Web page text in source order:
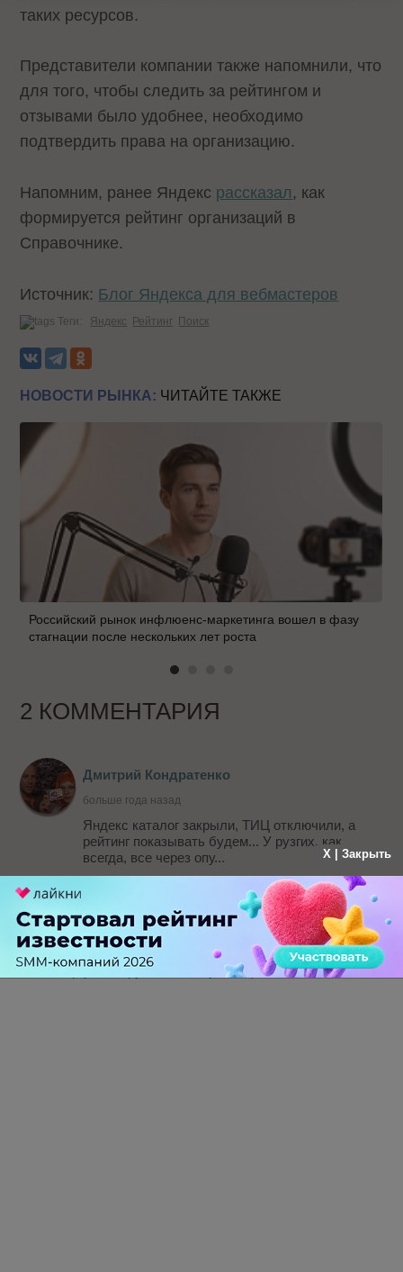
таких ресурсов.
Представители компании также напомнили, что
для того, чтобы следить за рейтингом и
отзывами было удобнее, необходимо
подтвердить права на организацию.
Напомним, ранее Яндекс рассказал , как
формируется рейтинг организаций в
Справочнике.
Источник: Блог Яндекса для вебмастеров
Теги: Яндекс Рейтинг Поиск
НОВОСТИ РЫНКА: ЧИТАЙТЕ ТАКЖЕ
Российский рынок инфлюенс-маркетинга вошел в фазу
стагнации после нескольких лет роста
2 КОММЕНТАРИЯ
Дмитрий Кондратенко
больше года назад
Яндекс каталог закрыли, ТИЦ отключили, а
рейтинг показывать будем... У рузгих, как
всегда, все через опу...
Александр
Дмитрий Кондратенко
больше года назад
аргументируйте, пожалуйста :)
X | Закрыть